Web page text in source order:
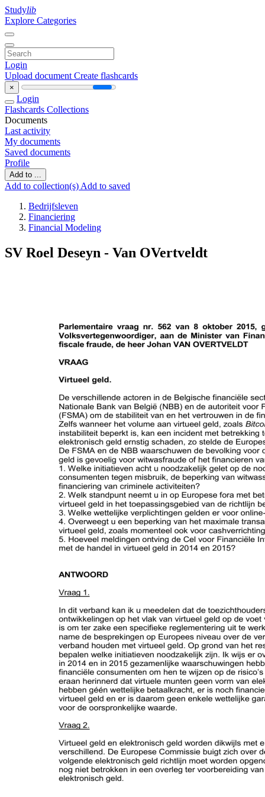
Studylib
Explore Categories
Login
Upload document Create flashcards
×
Login
Flashcards Collections
Documents
Last activity
My documents
Saved documents
Profile
Add to ...
Add to collection(s) Add to saved
Bedrijfsleven
Financiering
Financial Modeling
SV Roel Deseyn - Van OVertveldt